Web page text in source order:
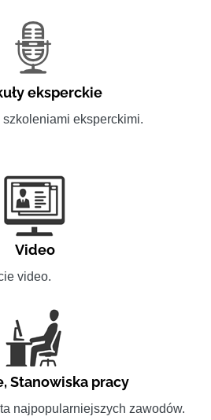
eksperckie
szkoleniami eksperckimi.
Video
video.
,Stanowiska pracy
najpopularniejszych zawodów.